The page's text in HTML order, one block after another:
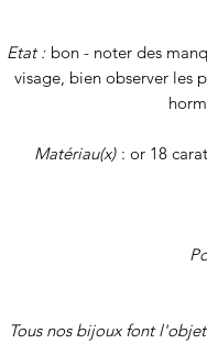
Etat : bon - noter des
visage, bien observer les
Matériau(x) : or 18
Tous nosbijoux font l'objet